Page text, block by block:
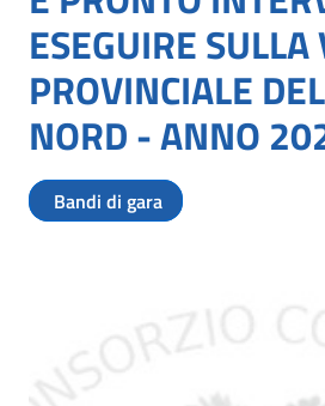
ESEGUIRE SULLA
PROVINCIALE
NORD - ANNO
Bandi di gara